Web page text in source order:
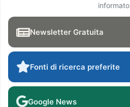
informato
Newsletter Gratuita
Fonti di ricerca preferite
Google News